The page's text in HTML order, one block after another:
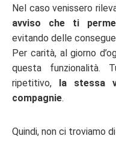
Nel caso venissero
avviso che ti
evitando delle
Per carità, al giorno
questa funzionalità.
ripetitivo, la stessa
compagnie.
Quindi, non ci troviamo